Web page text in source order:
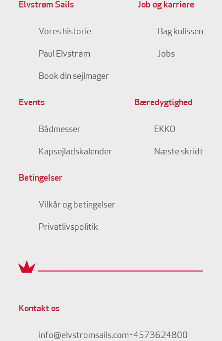
Elvstrøm Sails
Vores historie
Paul Elvstrøm
Book din sejlmager
Job og karriere
Bag kulissen
Jobs
Events
Bådmesser
Kapsejladskalender
Bæredygtighed
EKKO
Næste skridt
Betingelser
Vilkår og betingelser
Privatlivspolitik
Kontakt os
info@elvstromsails.com+4573624800